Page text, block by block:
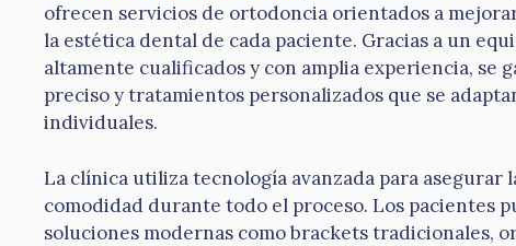
ofrecen servicios de ortodoncia orientados a
la estética dental de cada paciente. Gracias a un
altamente cualificados y con amplia experiencia, se
preciso y tratamientos personalizados que se
individuales.
La clínica utiliza tecnología avanzada para asegurar
comodidad durante todo el proceso. Los pacientes
soluciones modernas como brackets tradicionales,